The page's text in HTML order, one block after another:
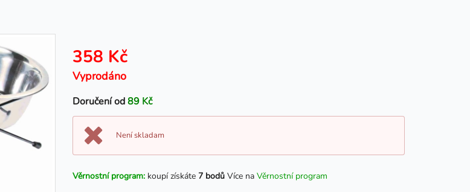
358 Kč
Vyprodáno
Doručení od89 Kč
Není skladam
Věrnostní program: koupí získáte 7 bodů Více na Věrnostní program